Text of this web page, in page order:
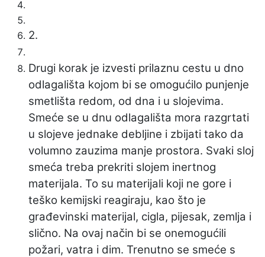
2.
Drugi korak je izvesti prilaznu cestu u dno
odlagališta kojom bi se omogućilo punjenje
smetlišta redom, od dna i u slojevima.
Smeće se u dnu odlagališta mora razgrtati
u slojeve jednake debljine i zbijati tako da
volumno zauzima manje prostora. Svaki sloj
smeća treba prekriti slojem inertnog
materijala. To su materijali koji ne gore i
teško kemijski reagiraju, kao što je
građevinski materijal, cigla, pijesak, zemlja i
slično. Na ovaj način bi se onemogućili
požari, vatra i dim. Trenutno se smeće s